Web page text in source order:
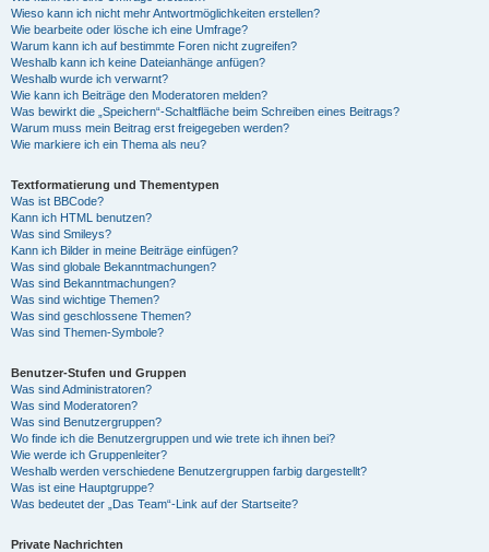
Wieso kann ich nicht mehr Antwortmöglichkeiten erstellen?
Wie bearbeite oder lösche ich eine Umfrage?
Warum kann ich auf bestimmte Foren nicht zugreifen?
Weshalb kann ich keine Dateianhänge anfügen?
Weshalb wurde ich verwarnt?
Wie kann ich Beiträge den Moderatoren melden?
Was bewirkt die „Speichern“-Schaltfläche beim Schreiben eines Beitrags?
Warum muss mein Beitrag erst freigegeben werden?
Wie markiere ich ein Thema als neu?
Textformatierung und Thementypen
Was ist BBCode?
Kann ich HTML benutzen?
Was sind Smileys?
Kann ich Bilder in meine Beiträge einfügen?
Was sind globale Bekanntmachungen?
Was sind Bekanntmachungen?
Was sind wichtige Themen?
Was sind geschlossene Themen?
Was sind Themen-Symbole?
Benutzer-Stufen und Gruppen
Was sind Administratoren?
Was sind Moderatoren?
Was sind Benutzergruppen?
Wo finde ich die Benutzergruppen und wie trete ich ihnen bei?
Wie werde ich Gruppenleiter?
Weshalb werden verschiedene Benutzergruppen farbig dargestellt?
Was ist eine Hauptgruppe?
Was bedeutet der „Das Team“-Link auf der Startseite?
Private Nachrichten